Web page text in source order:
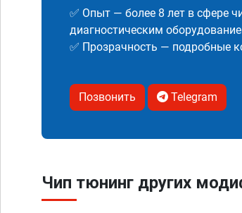
✅ Опыт — более 8 лет в сфере
диагностическим
✅ Прозрачность — подробные
Позвонить Telegram
Чип тюнинг других